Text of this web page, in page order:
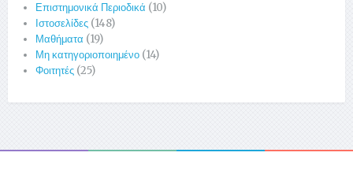
Επιστημονικά Περιοδικά (10)
Ιστοσελίδες (148)
Μαθήματα (19)
Μη κατηγοριοποιημένο (14)
Φοιτητές (25)